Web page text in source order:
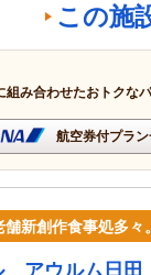
この施
組み合わせたおトクな
航空券付プラ
新創作食事処多々